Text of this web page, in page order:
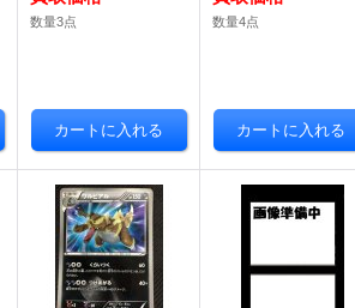
数量3点 数量4点